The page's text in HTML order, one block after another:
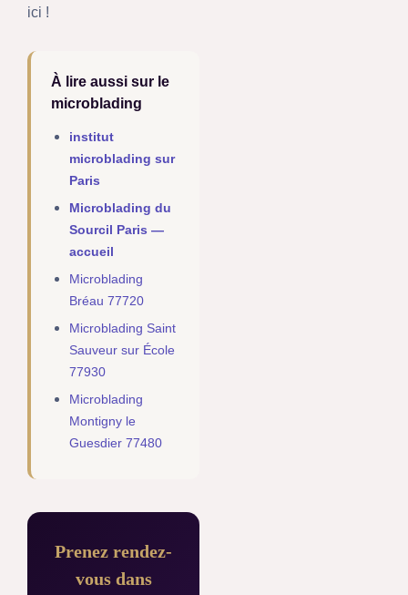
ici !
À lire aussi sur le
microblading
institut
microblading sur
Paris
Microblading du
Sourcil Paris —
accueil
Microblading
Bréau 77720
Microblading Saint
Sauveur sur École
77930
Microblading
Montigny le
Guesdier 77480
Prenez rendez-
vous dans